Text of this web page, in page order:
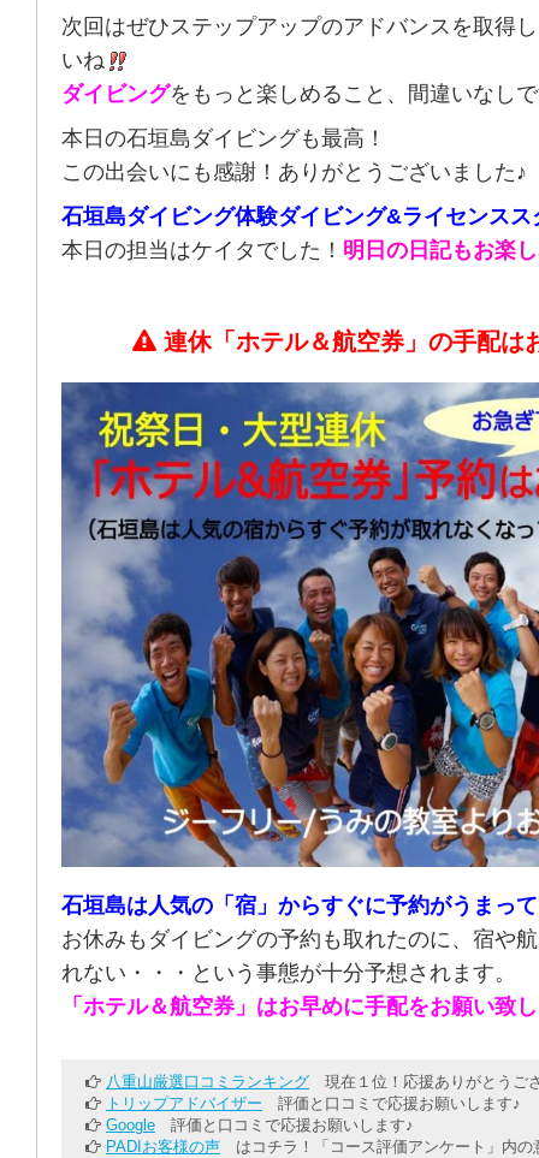
次回はぜひステップアップのアドバンスを取得
いね
ダイビングをもっと楽しめること、間違いなし
本日の石垣島ダイビングも最高！
この出会いにも感謝！ありがとうございました♪
石垣島ダイビング体験ダイビング&ライセンスス
本日の担当はケイタでした！ 明日の日記もお楽
連休「ホテル＆航空券」の手配は
石垣島は人気の「宿」からすぐに予約がうまっ
お休みもダイビングの予約も取れたのに、宿や
れない・・・という事態が十分予想されます。
「ホテル＆航空券」はお早めに手配をお願い致
八重山厳選口コミランキング 現在１位！応援ありがとうご
トリップアドバイザー 評価と口コミで応援お願いします♪
Google 評価と口コミで応援お願いします♪
PADIお客様の声 はコチラ！「コース評価アンケート」内の